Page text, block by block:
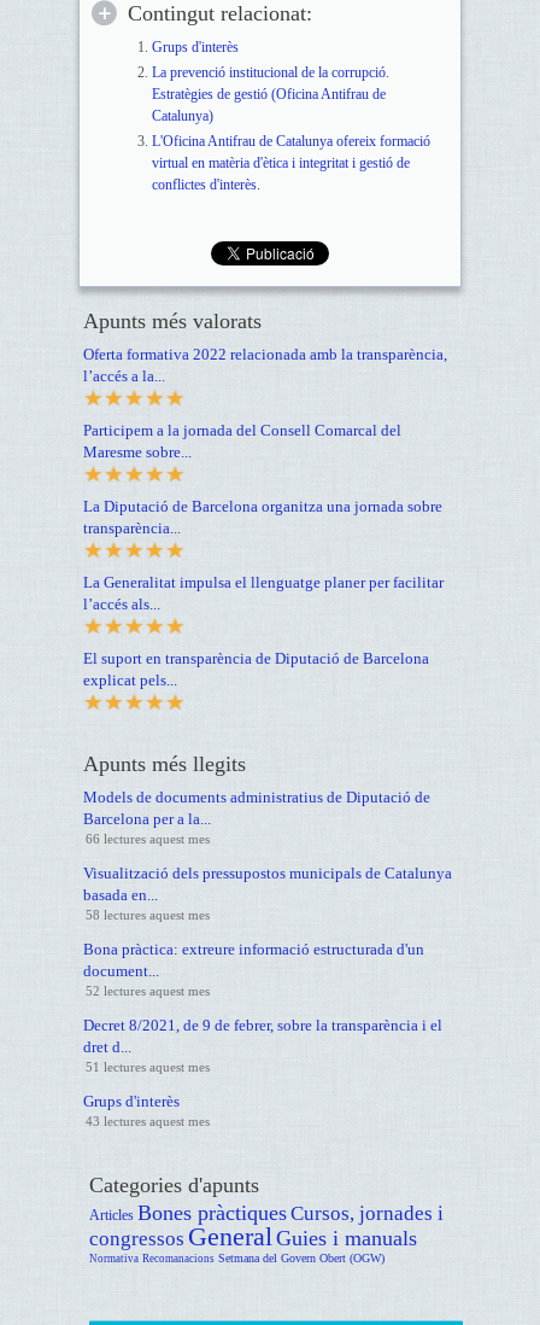
Contingut relacionat:
Grups d'interès
La prevenció institucional de la corrupció.
Estratègies de gestió (Oficina Antifrau de
Catalunya)
L'Oficina Antifrau de Catalunya ofereix formació
virtual en matèria d'ètica i integritat i gestió de
conflictes d'interès.
Apunts més valorats
Oferta formativa 2022 relacionada amb la transparència,
l’accés a la...
Participem a la jornada del Consell Comarcal del
Maresme sobre...
La Diputació de Barcelona organitza una jornada sobre
transparència...
La Generalitat impulsa el llenguatge planer per facilitar
l’accés als...
El suport en transparència de Diputació de Barcelona
explicat pels...
Apunts més llegits
Models de documents administratius de Diputació de
Barcelona per a la...
66 lectures aquest mes
Visualització dels pressupostos municipals de Catalunya
basada en...
58 lectures aquest mes
Bona pràctica: extreure informació estructurada d'un
document...
52 lectures aquest mes
Decret 8/2021, de 9 de febrer, sobre la transparència i el
dret d...
51 lectures aquest mes
Grups d'interès
43 lectures aquest mes
Categories d'apunts
Articles Bones pràctiquesCursos, jornades i
congressos General Guies i manuals
Normativa Recomanacions Setmana del Govern Obert (OGW)